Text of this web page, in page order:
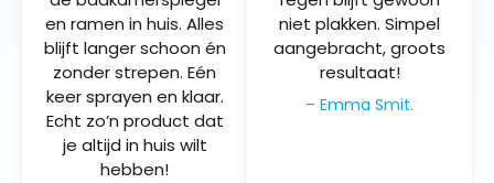
en ramen in huis. Alles
blijft langer schoon én
zonder strepen. Eén
keer sprayen en klaar.
Echt zo’n product dat
je altijd in huis wilt
hebben!
niet plakken. Simpel
aangebracht, groots
resultaat!
– Emma Smit.